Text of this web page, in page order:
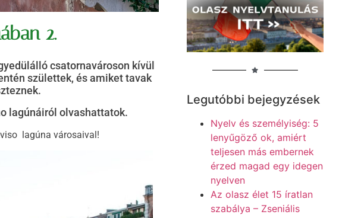
2.
csatornavároson kívül
születtek, és amiket tavak
lagúnáiról olvashattatok.
lagúna városaival!
Legutóbbi bejegyzések
Nyelv és személyiség: 5
lenyűgöző ok, amiért
teljesen más embernek
érzed magad egy idegen
nyelven
Az olasz élet 15 íratlan
szabálya – Zseniális